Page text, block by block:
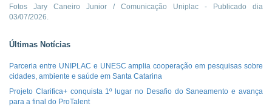
Fotos Jary Caneiro Junior / Comunicação Uniplac - Publicado dia
03/07/2026.
Últimas Notícias
Parceria entre UNIPLAC e UNESC amplia cooperação em pesquisas sobre
cidades, ambiente e saúde em Santa Catarina
Projeto Clarifica+ conquista 1º lugar no Desafio do Saneamento e avança
para a final do ProTalent